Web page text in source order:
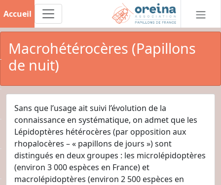
Accueil
Macrohétérocères (Papillons
de nuit)
Sans que l’usage ait suivi l’évolution de la
connaissance en systématique, on admet que les
Lépidoptères hétérocères (par opposition aux
rhopalocères – « papillons de jours ») sont
distingués en deux groupes : les microlépidoptères
(environ 3 000 espèces en France) et
macrolépidoptères (environ 2 500 espèces en